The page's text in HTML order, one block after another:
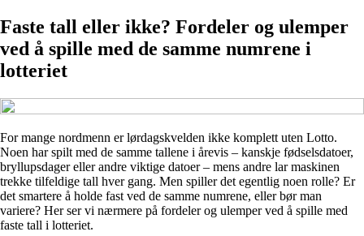
Faste tall eller ikke? Fordeler og ulemper
ved å spille med de samme numrene i
lotteriet
For mange nordmenn er lørdagskvelden ikke komplett uten Lotto.
Noen har spilt med de samme tallene i årevis – kanskje fødselsdatoer,
bryllupsdager eller andre viktige datoer – mens andre lar maskinen
trekke tilfeldige tall hver gang. Men spiller det egentlig noen rolle? Er
det smartere å holde fast ved de samme numrene, eller bør man
variere? Her ser vi nærmere på fordeler og ulemper ved å spille med
faste tall i lotteriet.